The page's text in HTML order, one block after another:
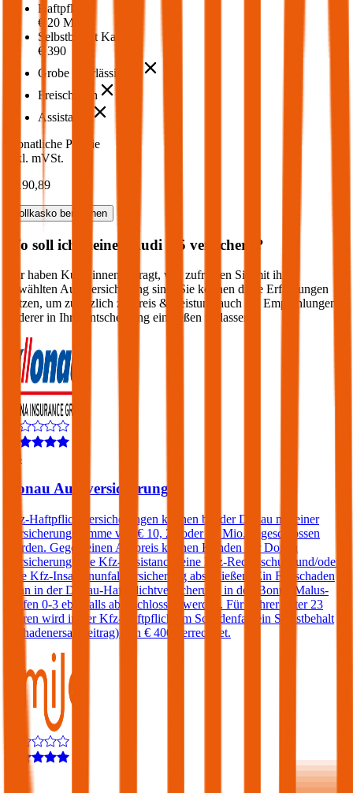
Haftpflicht
€ 20 Mio.
Selbstbehalt Kasko
€ 390
Grobe Fahrlässigkeit
Freischaden
Assistance
Monatliche Prämie
inkl. mVSt.
€ 190,89
Vollkasko berechnen
Wo soll ich meinen Audi Q5 versichern?
Wir haben Kund:innen befragt, wie zufrieden Sie mit ihrer
gewählten Autoversicherung sind. Sie können diese Erfahrungen
nutzen, um zusätzlich zu Preis & Leistung auch die Empfehlungen
anderer in Ihre Entscheidung einfließen zu lassen:
4,4
Donau Autoversicherung
Kfz-Haftpflichtversicherungen können bei der Donau mit einer
Versicherungssumme von € 10, 20 oder 30 Mio. abgeschlossen
werden. Gegen einen Aufpreis können Kunden der Donau
Versicherung eine Kfz-Assistance, eine Kfz-Rechtsschutz und/oder
eine Kfz-Insassenunfallversicherung abschließen. Ein Freischaden
kann in der Donau-Haftpflichtversicherung in den Bonus-Malus-
Stufen 0-3 ebenfalls abgeschlossen werden. Für Fahrer unter 23
Jahren wird in der Kfz-Haftpflicht im Schadenfall ein Selbstbehalt
(Schadenersatzbeitrag) von € 400 verrechnet.